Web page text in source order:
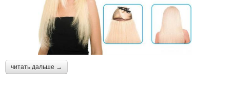
читать дальше →